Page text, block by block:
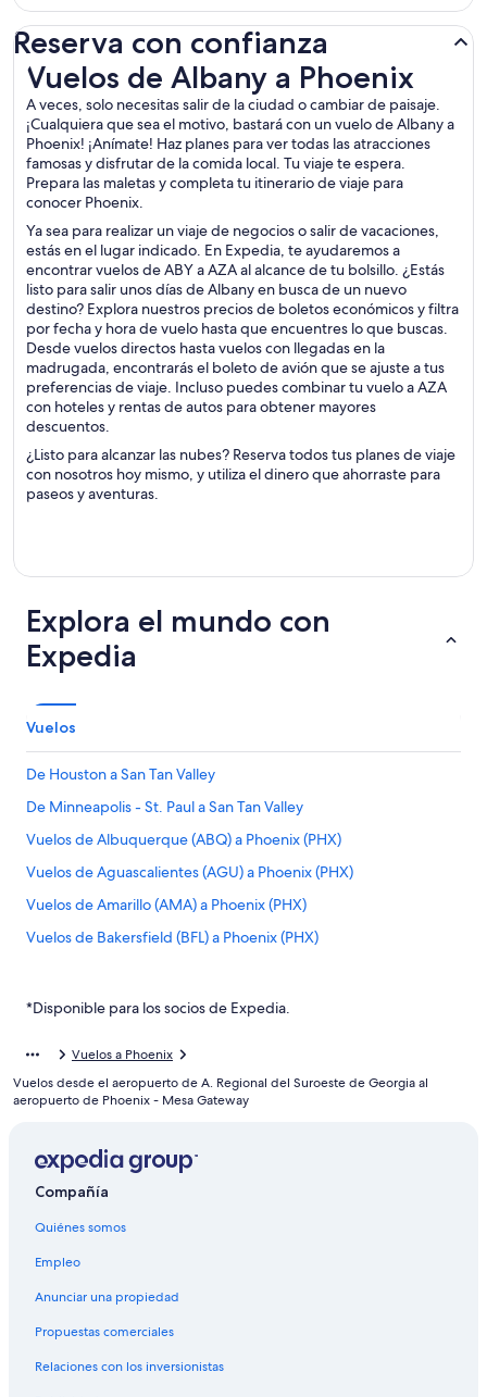
Reserva con confianza
Vuelos de Albany a Phoenix
A veces, solo necesitas salir de la ciudad o cambiar de paisaje.
¡Cualquiera que sea el motivo, bastará con un vuelo de Albany a
Phoenix! ¡Anímate! Haz planes para ver todas las atracciones
famosas y disfrutar de la comida local. Tu viaje te espera.
Prepara las maletas y completa tu itinerario de viaje para
conocer Phoenix.
Ya sea para realizar un viaje de negocios o salir de vacaciones,
estás en el lugar indicado. En Expedia, te ayudaremos a
encontrar vuelos de ABY a AZA al alcance de tu bolsillo. ¿Estás
listo para salir unos días de Albany en busca de un nuevo
destino? Explora nuestros precios de boletos económicos y filtra
por fecha y hora de vuelo hasta que encuentres lo que buscas.
Desde vuelos directos hasta vuelos con llegadas en la
madrugada, encontrarás el boleto de avión que se ajuste a tus
preferencias de viaje. Incluso puedes combinar tu vuelo a AZA
con hoteles y rentas de autos para obtener mayores
descuentos.
¿Listo para alcanzar las nubes? Reserva todos tus planes de viaje
con nosotros hoy mismo, y utiliza el dinero que ahorraste para
paseos y aventuras.
Vuelos de Albany a Phoenix
Explora el mundo con
Expedia
Vuelos
De Houston a San Tan Valley
De Minneapolis - St. Paul a San Tan Valley
Vuelos de Albuquerque (ABQ) a Phoenix (PHX)
Vuelos de Aguascalientes (AGU) a Phoenix (PHX)
Vuelos de Amarillo (AMA) a Phoenix (PHX)
Vuelos de Bakersfield (BFL) a Phoenix (PHX)
Vuelos de León (BJX) a Phoenix (PHX)
(BOG) a Phoenix (PHX)
Vuelos de Boise (BOI) a Phoenix (PHX)
Vuelos de Baltimore (BWI) a Phoenix (PHX)
Vuelos de Ciudad Juárez (CJS) a Phoenix (PHX)
*Disponible para los socios de Expedia.
Vuelos a Phoenix
Vuelos desde el aeropuerto de A. Regional del Suroeste de Georgia al
aeropuerto de Phoenix - Mesa Gateway
Compañía
Quiénes somos
Empleo
Anunciar una propiedad
Propuestas comerciales
Relaciones con los inversionistas